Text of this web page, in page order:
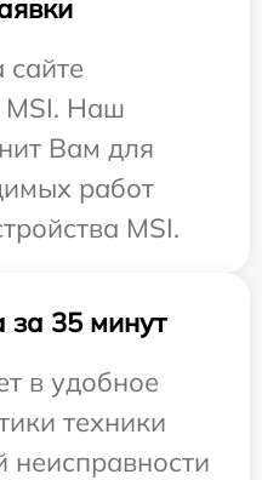
сайте
MSI. Наш
Вам для
работ
MSI.
за 35 минут
в удобное
техники
неисправности